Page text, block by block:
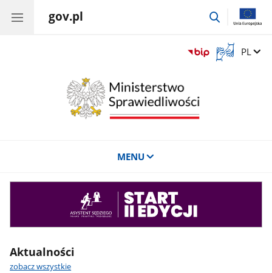
gov.pl
przejdź
Otwórz
okno
Zmień
PL
MENU
Aktualności
zobacz wszystkie